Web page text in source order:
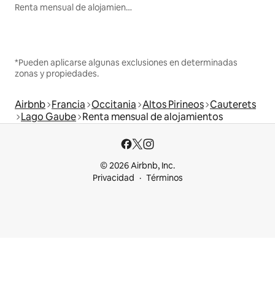
Renta mensual de alojamientos
*Pueden aplicarse algunas exclusiones en determinadas
zonas y propiedades.
Airbnb Francia Occitania Altos Pirineos Cauterets
Lago Gaube Renta mensual de alojamientos
© 2026 Airbnb, Inc.
Privacidad
Términos